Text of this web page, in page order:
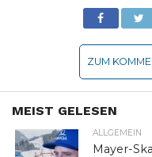
ZUM
MEIST GELESEN
ALLGEMEIN
Mayer-